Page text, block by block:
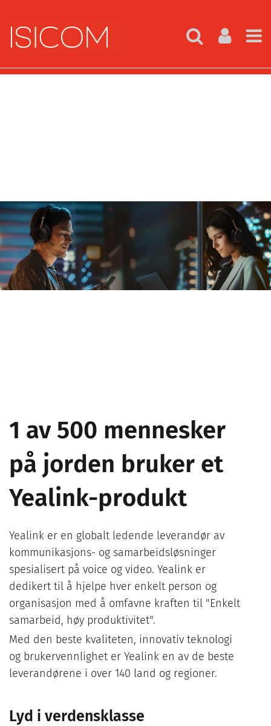
1 av 500 mennesker
på jorden bruker et
Yealink-produkt
Yealink er en globalt ledende leverandør av
kommunikasjons- og samarbeidsløsninger
spesialisert på voice og video. Yealink er
dedikert til å hjelpe hver enkelt person og
organisasjon med å omfavne kraften til "Enkelt
samarbeid, høy produktivitet".
Med den beste kvaliteten, innovativ teknologi
og brukervennlighet er Yealink en av de beste
leverandørene i over 140 land og regioner.
Lyd i verdensklasse